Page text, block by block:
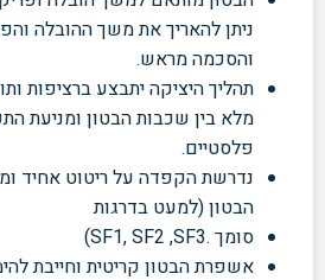
ניתן להאריך את משךההובלה
והסכמה מראש.
תהליך היציקה יתבצע ברציפות
מלא בין שכבות הבטון ומניעת
פלסטיים.
נדרשת הקפדה על ריטוט אחיד
הבטון (למעט בדרגות
סומך .SF1, SF2 ,SF3)